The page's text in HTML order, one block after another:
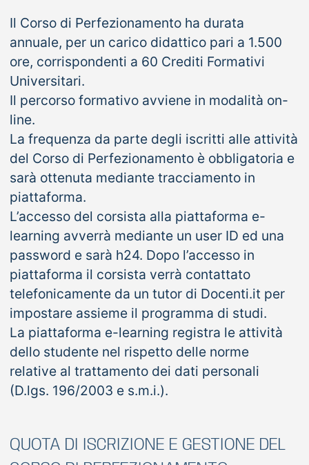
Il Corso di Perfezionamento ha durata
annuale, per un carico didattico pari a 1.500
ore, corrispondenti a 60 Crediti Formativi
Universitari.
Il percorso formativo avviene in modalità on-
line.
La frequenza da parte degli iscritti alle attività
del Corso di Perfezionamento è obbligatoria e
sarà ottenuta mediante tracciamento in
piattaforma.
L’accesso del corsista alla piattaforma e-
learning avverrà mediante un user ID ed una
password e sarà h24. Dopo l’accesso in
piattaforma il corsista verrà contattato
telefonicamente da un tutor di Docenti.it per
impostare assieme il programma di studi.
La piattaforma e-learning registra le attività
dello studente nel rispetto delle norme
relative al trattamento dei dati personali
(D.lgs. 196/2003 e s.m.i.).
QUOTA DI ISCRIZIONE E GESTIONE DEL